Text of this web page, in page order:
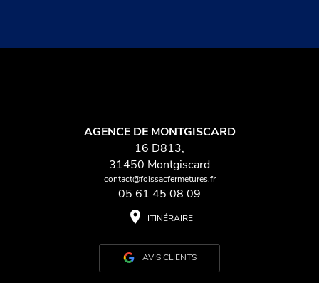
AGENCE DE MONTGISCARD
16 D813,
31450 Montgiscard
contact@foissacfermetures.fr
05 61 45 08 09
place ITINÉRAIRE
AVIS CLIENTS